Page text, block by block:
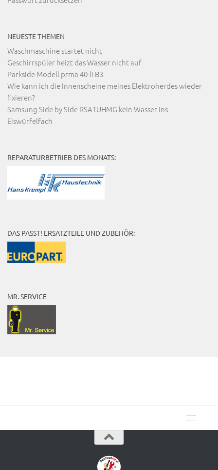
NEUESTE THEMEN
Waschmaschine startet nicht
Geschirrspüler heizt das Wasser nicht auf
Parkside Modell prma 40-li B3
Wie kann ich die Innenscheine meines Elektroherdes wieder
fixieren?
Samsung Side by Side RSA1UHMG kein Wasser ins
Eiswürfelfach
REPARATURBETRIEB DES MONATS:
DAS PASST! ERSATZTEILE UND ZUBEHÖR:
MR. SERVICE